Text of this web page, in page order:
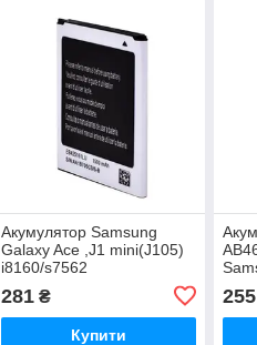
Акумулятор Samsung
Galaxy Ace ,J1 mini(J105)
i8160/s7562
zka/i8190/S7390/EB425161LU,
EB-BG313BBE, 1500 mAh
Original PRC
281₴
Купити
960
255